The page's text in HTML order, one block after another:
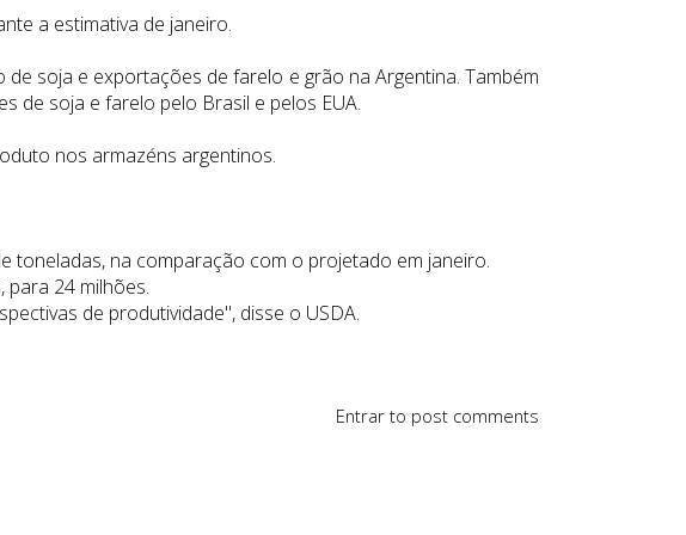
a estimativa de janeiro.
soja e exportações de farelo e grão na Argentina. Também
de soja e farelo pelo Brasil e pelos EUA.
nos armazéns argentinos.
toneladas, na comparação com o projetado em janeiro.
24 milhões.
de produtividade", disse o USDA.
Entrar to post comments